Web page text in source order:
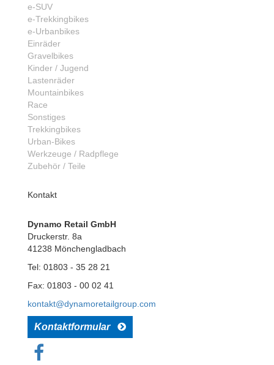
e-SUV
e-Trekkingbikes
e-Urbanbikes
Einräder
Gravelbikes
Kinder / Jugend
Lastenräder
Mountainbikes
Race
Sonstiges
Trekkingbikes
Urban-Bikes
Werkzeuge / Radpflege
Zubehör / Teile
Kontakt
Dynamo Retail GmbH
Druckerstr. 8a
41238 Mönchengladbach
Tel: 01803 - 35 28 21
Fax: 01803 - 00 02 41
kontakt@dynamoretailgroup.com
Kontaktformular